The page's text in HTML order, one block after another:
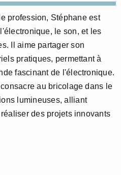
profession, Stéphane est
le son, et les
Il aime partager son
pratiques, permettant à
fascinant de l'électronique.
au bricolage dans le
lumineuses, alliant
des projets innovants